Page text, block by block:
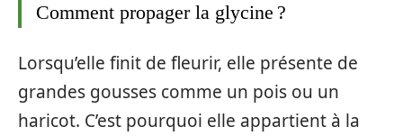
Comment propager la glycine ?
Lorsqu’elle finit de fleurir, elle présente de
grandes gousses comme un pois ou un
haricot. C’est pourquoi elle appartient à la